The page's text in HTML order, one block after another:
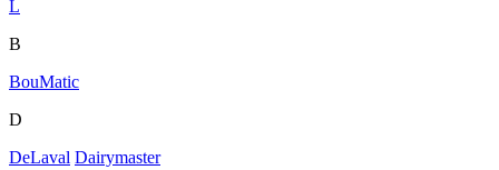
L
B
BouMatic
D
DeLaval Dairymaster